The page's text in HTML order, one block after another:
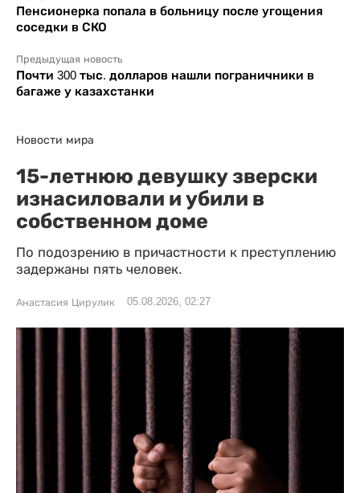
Пенсионерка попала в больницу после угощения
соседки в СКО
Предыдущая новость
Почти 300 тыс. долларов нашли пограничники в
багаже у казахстанки
Новости мира
15-летнюю девушку зверски
изнасиловали и убили в
собственном доме
По подозрению в причастности к преступлению
задержаны пять человек.
Анастасия Цирулик 05.08.2026, 02:27